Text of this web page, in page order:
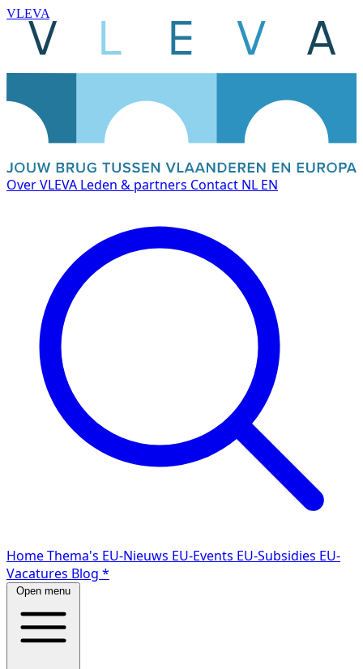
VLEVA
Over VLEVA Leden & partners Contact NL EN
HomeThema's EU-Nieuws EU-Events EU-Subsidies EU-
Vacatures Blog *
Open menu